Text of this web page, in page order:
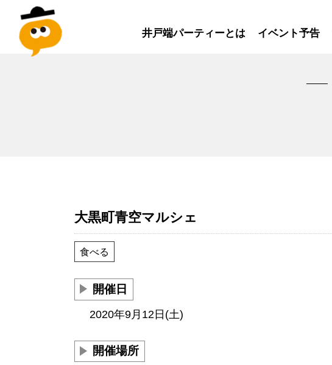
井戸端パーティーとは イベント予告
大黒町青空マルシェ
食べる
開催日
2020年9月12日(土)
開催場所